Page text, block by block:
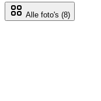
Alle foto's (8)